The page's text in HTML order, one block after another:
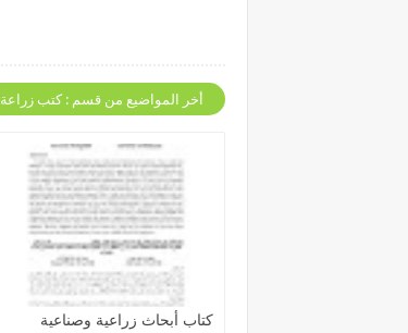
أخر المواضيع من قسم : كتب زراعة
كتاب أبحاث زراعية وصناعية